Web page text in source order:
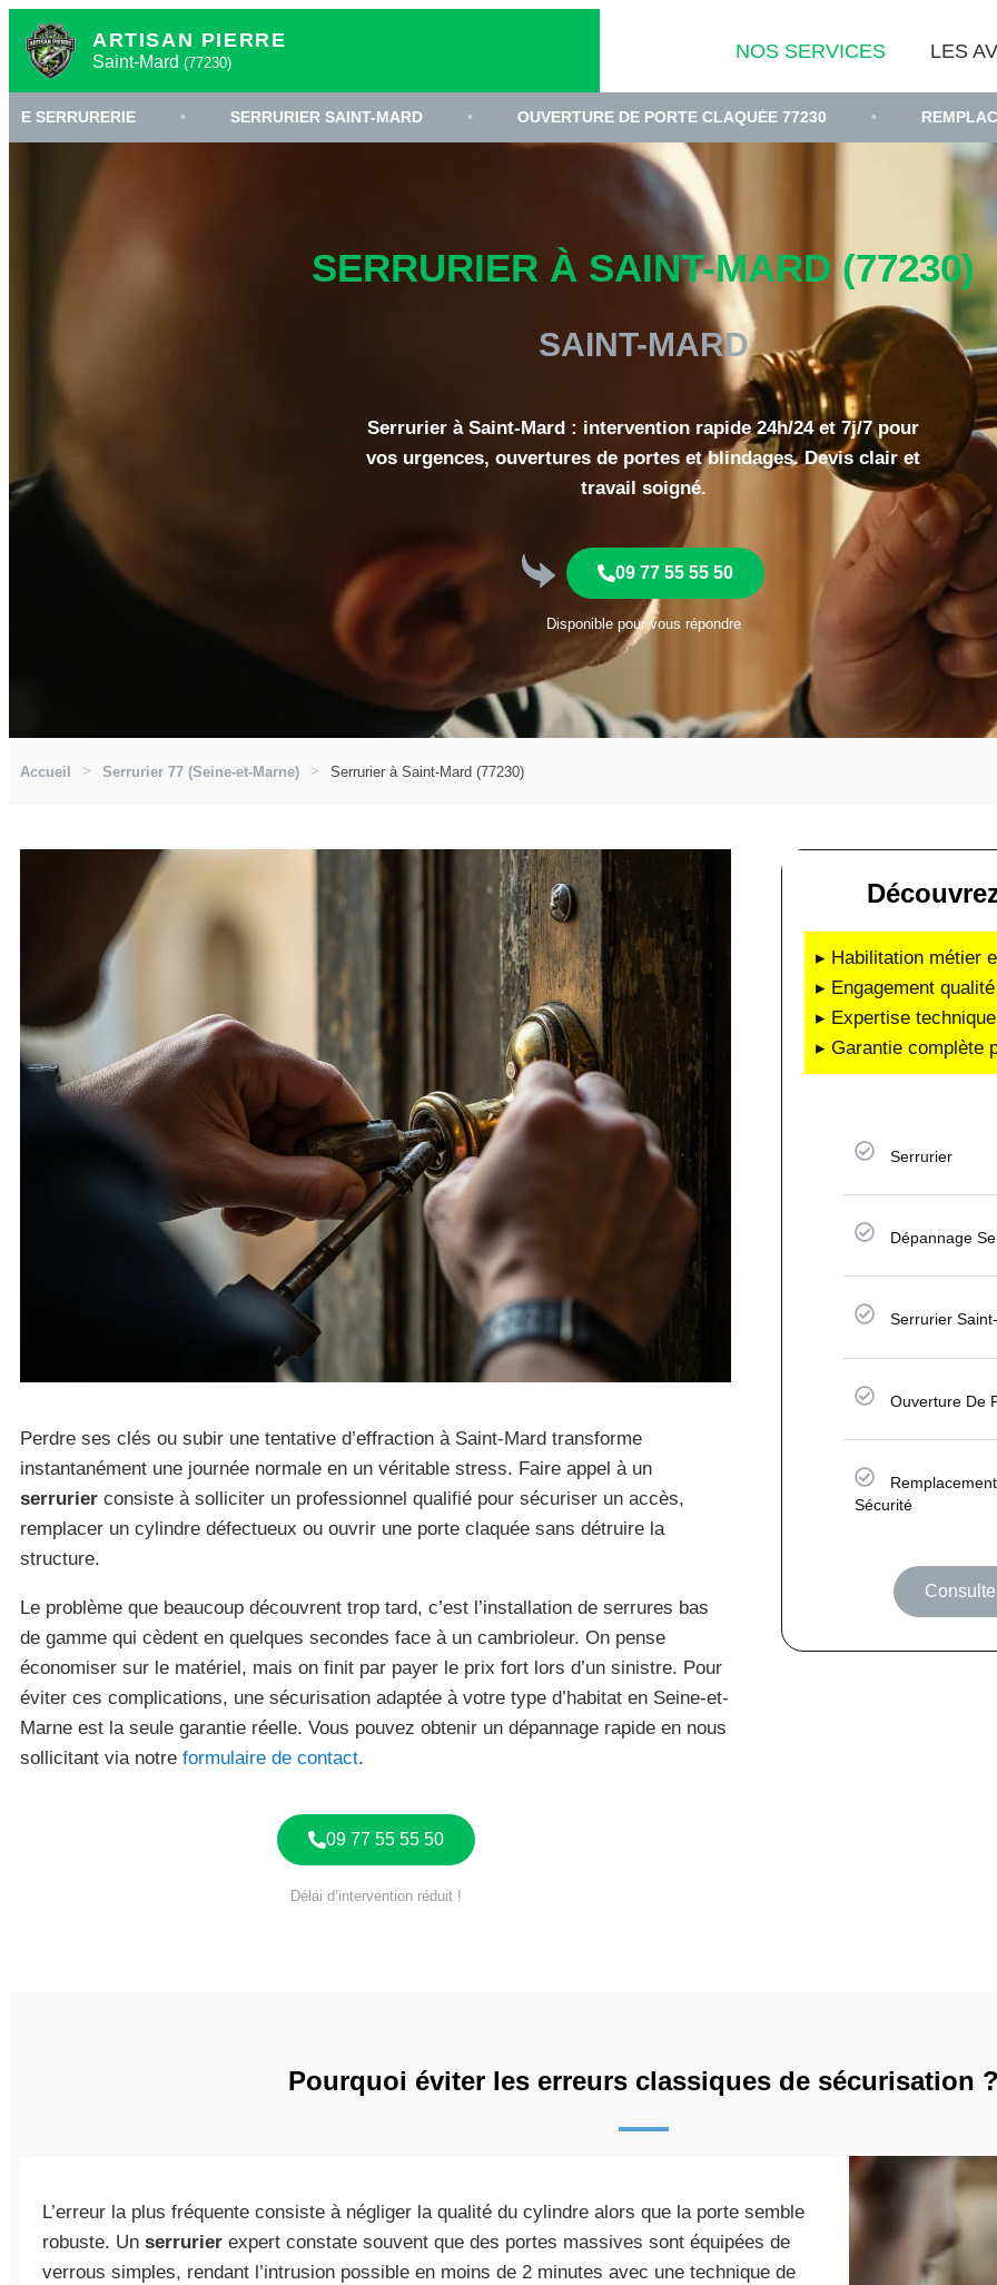
ARTISAN PIERRE
Saint-Mard (77230)
NOS SERVICES LES
• SERRURIER SAINT-MARD • OUVERTURE DE PORTE CLAQUÉE 77230 • REMPLACEMENT DE
SERRURIER À SAINT-MARD (77230)
SAINT-MARD
Serrurier à Saint-Mard : intervention rapide 24h/24 et 7j/7 pour
vos urgences, ouvertures de portes et blindages. Devis clair et
travail soigné.
09 77 55 55 50
Disponible pour vous répondre
Accueil Serrurier 77 (Seine-et-Marne) Serrurier à Saint-Mard (77230)
Perdre ses clés ou subir une tentative d’effraction à Saint-Mard transforme
instantanément une journée normale en un véritable stress. Faire appel à un
serrurier consiste à solliciter un professionnel qualifié pour sécuriser un accès,
remplacer un cylindre défectueux ou ouvrir une porte claquée sans détruire la
structure.
Le problème que beaucoup découvrent trop tard, c’est l’installation de serrures bas
de gamme qui cèdent en quelques secondes face à un cambrioleur. On pense
économiser sur le matériel, mais on finit par payer le prix fort lors d’un sinistre. Pour
éviter ces complications, une sécurisation adaptée à votre type d’habitat en Seine-et-
Marne est la seule garantie réelle. Vous pouvez obtenir un dépannage rapide en nous
sollicitant via notre formulaire de contact.
09 77 55 55 50
Délai d’intervention réduit !
▸ Habilitation métier
▸ Engagement
▸ Expertise
▸ Garantie complète
Serrurier
Dépannage
Serrurier
Ouverture De
Sécurité
Pourquoi éviter les erreurs classiques de sécurisation
L’erreur la plus fréquente consiste à négliger la qualité du cylindre alors que la porte semble
robuste. Un serrurier expert constate souvent que des portes massives sont équipées de
verrous simples, rendant l’intrusion possible en moins de 2 minutes avec une technique de